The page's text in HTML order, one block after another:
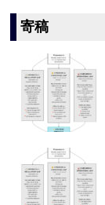
寄稿